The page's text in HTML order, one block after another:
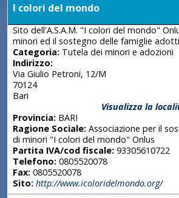
I colori del mondo
Sito dell'A.S.A.M. "I colori del mondo"
minori ed il sostegno delle famiglie
Categoria:Tutela dei minori e adozioni
Indirizzo:
Via Giulio Petroni, 12/M
70124
Bari
Visualizza la
Provincia:BARI
Ragione Sociale:Associazione per il
di minori "I colori del mondo" Onlus
Partita IVA/cod fiscale:93305610722
Telefono:0805520078
Fax:0805520078
Sito: http://www.icoloridelmondo.org/